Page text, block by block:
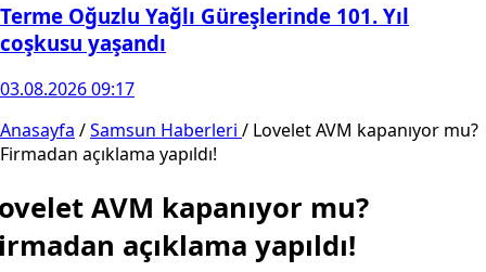
Terme Oğuzlu Yağlı Güreşlerinde 101. Yıl
coşkusu yaşandı
03.08.2026 09:17
Anasayfa /Samsun Haberleri / Lovelet AVM kapanıyor mu?
Firmadan açıklama yapıldı!
AVM kapanıyor mu?
açıklama yapıldı!